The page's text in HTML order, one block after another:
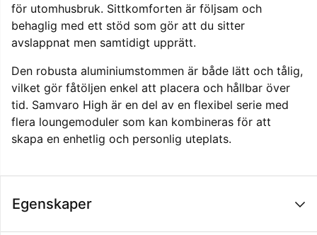
för utomhusbruk. Sittkomforten är följsam och
behaglig med ett stöd som gör att du sitter
avslappnat men samtidigt upprätt.
Den robusta aluminiumstommen är både lätt och tålig,
vilket gör fåtöljen enkel att placera och hållbar över
tid. Samvaro High är en del av en flexibel serie med
flera loungemoduler som kan kombineras för att
skapa en enhetlig och personlig uteplats.
Egenskaper